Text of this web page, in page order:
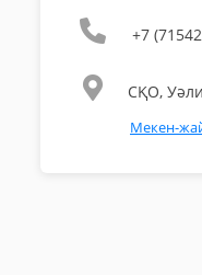
+7
СҚО,
Мекен-